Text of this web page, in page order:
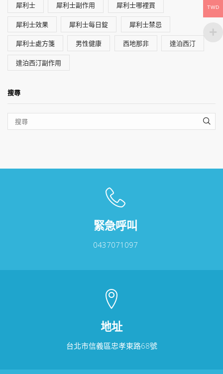
犀利士 犀利士副作用 犀利士哪裡買
犀利士效果 犀利士每日錠 犀利士禁忌
犀利士處方箋 男性健康 西地那非 達泊西汀
達泊西汀副作用
搜尋
緊急呼叫
0437071097
地址
台北市信義區忠孝東路68號
TWD